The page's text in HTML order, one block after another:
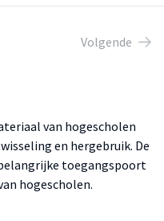
Volgende
van hogescholen
en hergebruik. De
toegangspoort
hogescholen.